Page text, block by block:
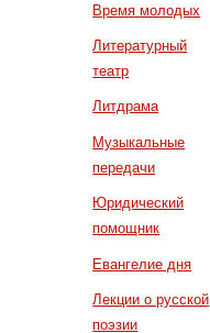
Время молодых
Литературный
театр
Литдрама
Музыкальные
передачи
Юридический
помощник
Евангелие дня
Лекции о русской
поэзии